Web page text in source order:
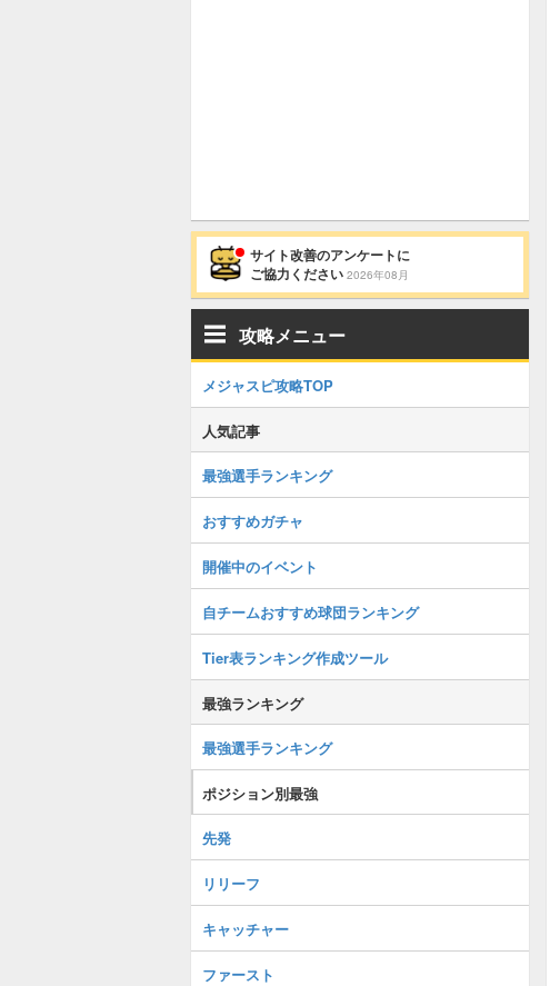
サイト改善のアンケートに
ご協力ください 2026年08月
攻略メニュー
メジャスピ攻略TOP
人気記事
最強選手ランキング
おすすめガチャ
開催中のイベント
自チームおすすめ球団ランキング
Tier表ランキング作成ツール
最強ランキング
最強選手ランキング
ポジション別最強
先発
リリーフ
キャッチャー
ファースト